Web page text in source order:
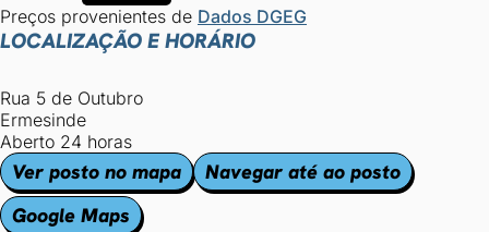
Preços provenientes de Dados DGEG
LOCALIZAÇÃO E HORÁRIO
Rua 5 de Outubro
Ermesinde
Aberto 24 horas
Ver posto no mapa
Navegar até ao posto
Google Maps